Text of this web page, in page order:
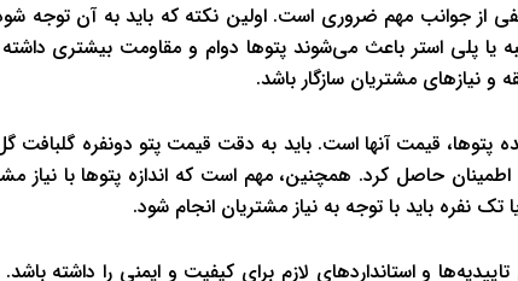
از جوانب مهم ضروری است. اولین نکته که باید به آن توجه
یا پلی استر باعث می‌شوند پتوها دوام و مقاومت بیشتری
و نیازهای مشتریان سازگار باشد.
پتوها، قیمت آنها است. باید به دقت قیمت پتو دونفره گلبافت
اطمینان حاصل کرد. همچنین، مهم است که اندازه پتوها با نیاز
تک نفره باید با توجه به نیاز مشتریان انجام شود.
و استانداردهای لازم برای کیفیت و ایمنی را داشته